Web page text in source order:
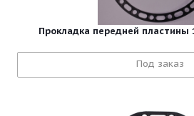
Прокладка передней
Под заказ